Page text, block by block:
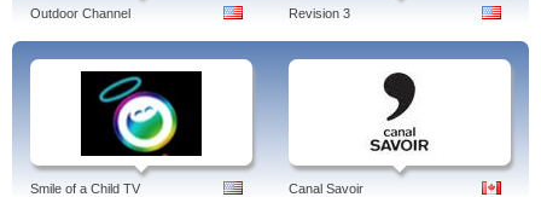
Outdoor Channel Revision 3
Smile of a Child TV Canal Savoir